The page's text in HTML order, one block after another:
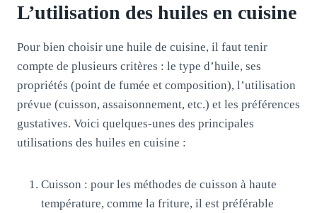
L’utilisation des huiles en cuisine
Pour bien choisir une huile de cuisine, il faut tenir
compte de plusieurs critères : le type d’huile, ses
propriétés (point de fumée et composition), l’utilisation
prévue (cuisson, assaisonnement, etc.) et les préférences
gustatives. Voici quelques-unes des principales
utilisations des huiles en cuisine :
Cuisson : pour les méthodes de cuisson à haute
température, comme la friture, il est préférable